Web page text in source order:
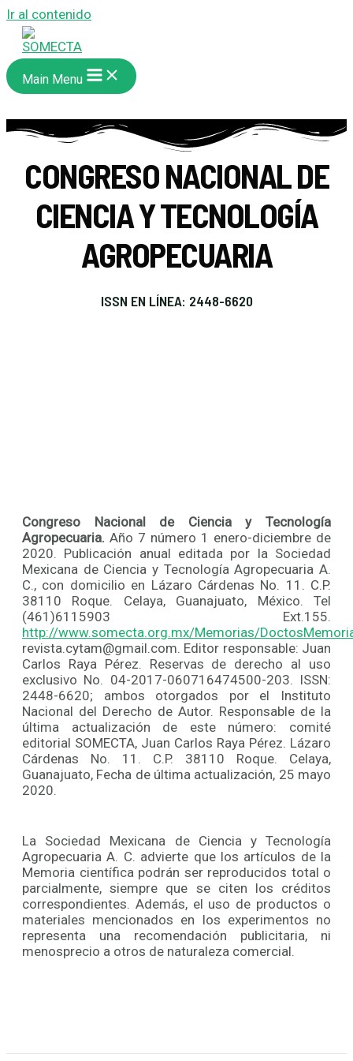
Ir al contenido
Main Menu
CONGRESO NACIONAL DE
CIENCIA Y TECNOLOGÍA
AGROPECUARIA
ISSN EN LÍNEA: 2448-6620
Congreso Nacional de Ciencia y Tecnología
Agropecuaria. Año 7 número 1 enero-diciembre de
2020. Publicación anual editada por la Sociedad
Mexicana de Ciencia y Tecnología Agropecuaria A.
C., con domicilio en Lázaro Cárdenas No. 11. C.P.
38110 Roque. Celaya, Guanajuato, México. Tel
(461)6115903 Ext.155.
http://www.somecta.org.mx/Memorias/
revista.cytam@gmail.com. Editor responsable: Juan
Carlos Raya Pérez. Reservas de derecho al uso
exclusivo No. 04-2017-060716474500-203. ISSN:
2448-6620; ambos otorgados por el Instituto
Nacional del Derecho de Autor. Responsable de la
última actualización de este número: comité
editorial SOMECTA, Juan Carlos Raya Pérez. Lázaro
Cárdenas No. 11. C.P. 38110 Roque. Celaya,
Guanajuato, Fecha de última actualización, 25 mayo
2020.
La Sociedad Mexicana de Ciencia y Tecnología
Agropecuaria A. C. advierte que los artículos de la
Memoria científica podrán ser reproducidos total o
parcialmente, siempre que se citen los créditos
correspondientes. Además, el uso de productos o
materiales mencionados en los experimentos no
representa una recomendación publicitaria, ni
menosprecio a otros de naturaleza comercial.